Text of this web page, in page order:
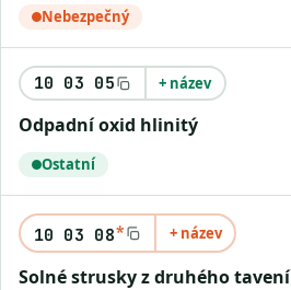
Nebezpečný
10 03 05 + název
Odpadní oxid hlinitý
Ostatní
10 03 08* + název
Solné strusky z druhého tavení